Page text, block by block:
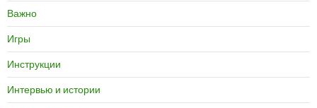
Важно
Игры
Инструкции
Интервью и истории